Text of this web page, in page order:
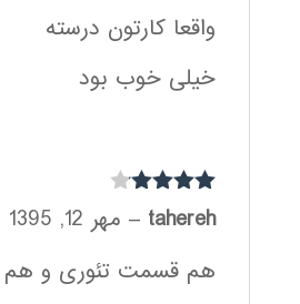
واقعا کارتون درسته
خیلی خوب بود
نمره4از
5
tahereh
– مهر 12, 1395
هم قسمت تئوری و هم